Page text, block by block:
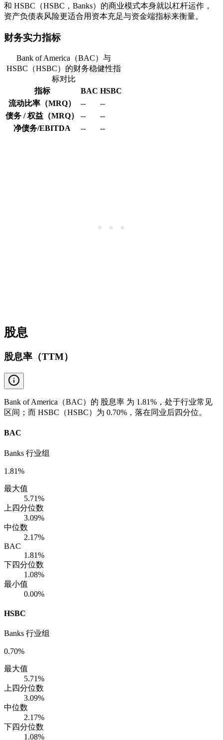
和 HSBC（HSBC，Banks）的商业模式本身就以杠杆运作，
资产负债表风险更适合用资本充足与资金端指标来衡量。
财务实力指标
Bank of America（BAC）与
HSBC（HSBC）的财务稳健性指
标对比
指标
BAC HSBC
流动比率（MRQ）
--
--
债务 / 权益（MRQ）
--
--
净债务/EBITDA
-- --
股息
股息率（TTM）
Bank of America（BAC）的 股息率 为 1.81%，处于行业常见
区间；而 HSBC（HSBC）为 0.70%，落在同业后四分位。
BAC
Banks 行业组
1.81%
最大值
5.71%
上四分位数
3.09%
中位数
2.17%
BAC
1.81%
下四分位数
1.08%
最小值
0.00%
HSBC
Banks 行业组
0.70%
最大值
5.71%
上四分位数
3.09%
中位数
2.17%
下四分位数
1.08%